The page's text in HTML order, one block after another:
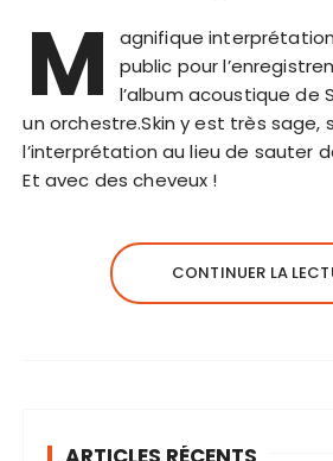
M
agnifique
public pour
l’album acoustique de
un orchestre.Skin y est très sage,
l’interprétation au lieu de sauter
Et avec des cheveux !
CONTINUER LA